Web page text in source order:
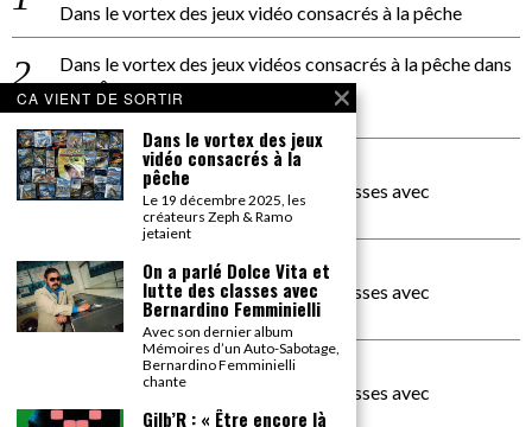
Dans le vortex des jeux vidéo consacrés à la pêche
Dans le vortex des jeux vidéos consacrés à la pêchedans
PACÔME THIELLEMENT
La séance d’Hip Gnose
La Patrie
dans
On a parlé Dolce Vita et lutte des classes avec
Bernardino Femminielli
carte noire negra à l'o tiededans
On a parlé Dolce Vita et lutte des classes avec
Bernardino Femminielli
moise et son mascarédans
On a parlé Dolce Vita et lutte des classes avec
Bernardino Femminielli
CA VIENT DE SORTIR
Dans le vortex des jeux
vidéo consacrés à la
pêche
Le 19 décembre 2025, les
créateurs Zeph & Ramo
jetaient
On a parlé Dolce Vita et
lutte des classes avec
Bernardino Femminielli
Avec son dernier album
Mémoires d’un Auto-Sabotage,
Bernardino Femminielli
chante
Gilb’R : « Être encore là